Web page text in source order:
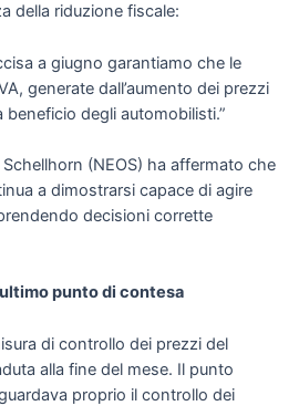
della riduzione fiscale:
a giugno garantiamo che le
generate dall’aumento dei prezzi
degli automobilisti.”
(NEOS) ha affermato che
a dimostrarsi capace di agire
decisioni corrette
punto di contesa
di controllo dei prezzi del
alla fine del mese. Il punto
proprio il controllo dei